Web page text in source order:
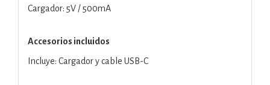
Cargador: 5V / 500mA
Accesorios incluidos
Incluye: Cargador y cable USB-C